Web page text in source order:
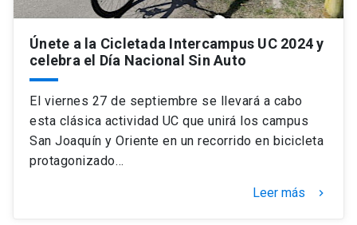
Personal
Alumni launch
Padres y familia
Vecinos
Mi Cuenta UC launch
Correo UC launch
Mi Portal UC
Medios Biblioteca launch
Únete a la Cicletada Intercampus UC 2024 y
celebra el Día Nacional Sin Auto
El viernes 27 de septiembre se llevará a cabo
esta clásica actividad UC que unirá los campus
San Joaquín y Oriente en un recorrido en bicicleta
protagonizado…
Leer más keyboard_arrow_right